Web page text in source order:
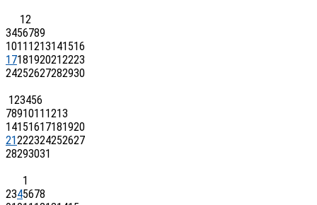
12
3456789
10111213141516
17181920212223
24252627282930
123456
78910111213
14151617181920
21222324252627
28293031
1
2345678